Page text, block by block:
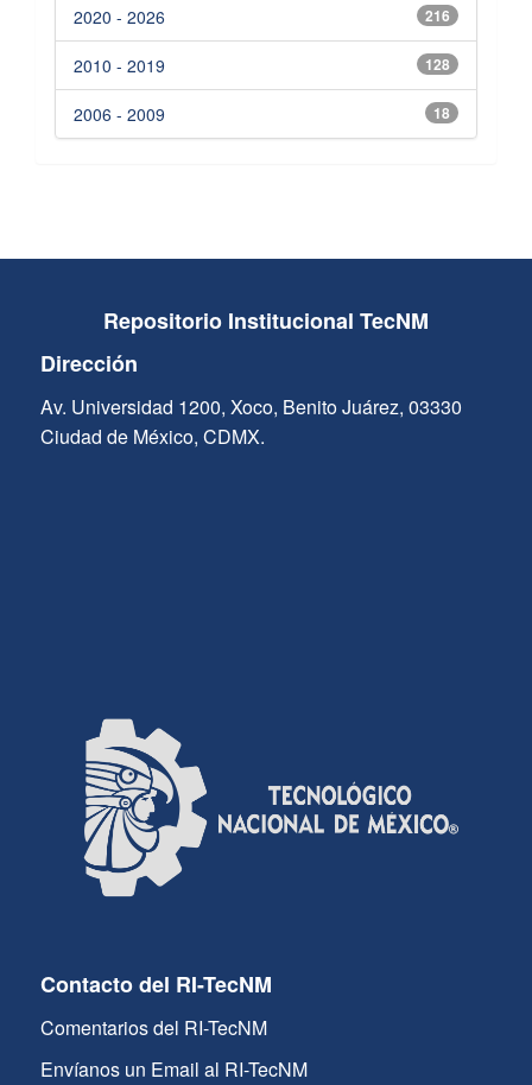
216
2020 - 2026
128
2010 - 2019
18
2006 - 2009
Repositorio Institucional TecNM
Dirección
Av. Universidad 1200, Xoco, Benito Juárez, 03330
Ciudad de México, CDMX.
Contacto del RI-TecNM
Comentarios del RI-TecNM
Envíanos un Email al RI-TecNM